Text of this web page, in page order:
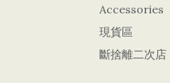
Accessories
現貨區
斷捨離二次店